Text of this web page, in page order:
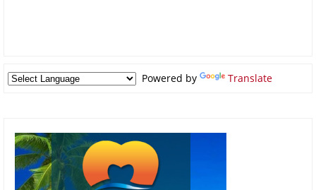
Powered by Translate